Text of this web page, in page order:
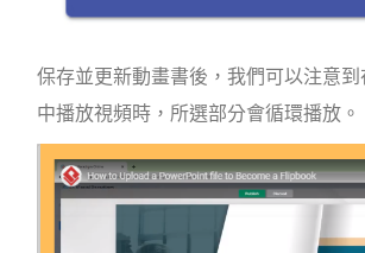
保存並更新動畫書後，我們可以注意
中播放視頻時，所選部分會循環播放。